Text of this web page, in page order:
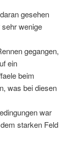
gesehen
wenige
gegangen,
ein
beim
was bei diesen
war
starken Feld